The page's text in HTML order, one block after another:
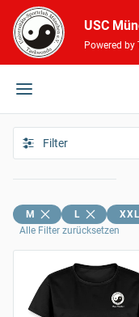
USC
Powered by
Filter
M L XXL
Alle Filter zurücksetzen